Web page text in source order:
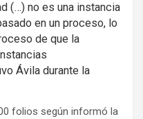
(…) no es una instancia
en un proceso, lo
de que la
Ávila durante la
folios según informó la